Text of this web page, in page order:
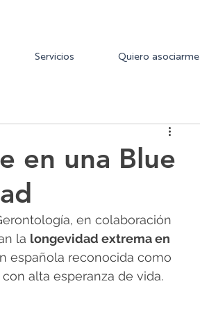
Servicios Quiero asociarme
en una Blue
en colaboración
la longevidad extrema en
española reconocida como
alta esperanza de vida.